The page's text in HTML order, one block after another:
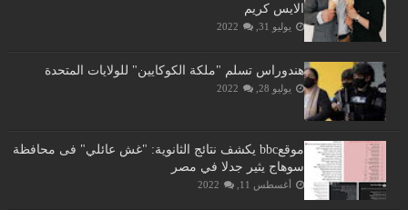
الايس كريم
يوليو 31, 2022
هندوراس تسلم "ملكة الكوكايين" للولايات المتحدة
يوليو 28, 2022
موقعbbc يكشف نتائج الثانوية: "غش عائلي" فى محافظة
سوهاج يثير جدلا في مصر
أغسطس 11, 2022